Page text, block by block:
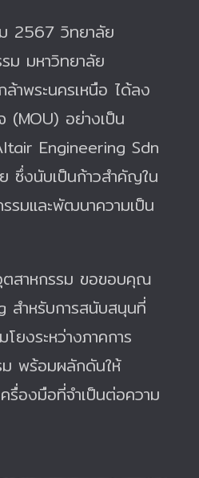
2567 วิทยาลัย
ม มหาวิทยาลัย
ล้าพระนครเหนือ ได้ลง
(MOU) อย่างเป็น
Engineering Sdn
ย ซึ่งนับเป็นก้าวสำคัญใน
รมและพัฒนาความเป็น
ตสาหกรรม ขอขอบคุณ
สำหรับการสนับสนุนที่
ยงระหว่างภาคการ
ม พร้อมผลักดันให้
รื่องมือที่จำเป็นต่อความ